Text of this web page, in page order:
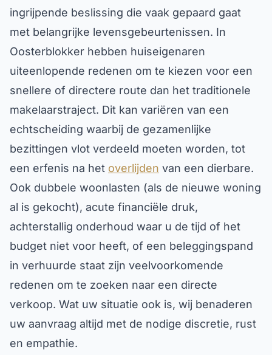
ingrijpende beslissing die vaak gepaard gaat
met belangrijke levensgebeurtenissen. In
Oosterblokker hebben huiseigenaren
uiteenlopende redenen om te kiezen voor een
snellere of directere route dan het traditionele
makelaarstraject. Dit kan variëren van een
echtscheiding waarbij de gezamenlijke
bezittingen vlot verdeeld moeten worden, tot
een erfenis na het overlijden van een dierbare.
Ook dubbele woonlasten (als de nieuwe woning
al is gekocht), acute financiële druk,
achterstallig onderhoud waar u de tijd of het
budget niet voor heeft, of een beleggingspand
in verhuurde staat zijn veelvoorkomende
redenen om te zoeken naar een directe
verkoop. Wat uw situatie ook is, wij benaderen
uw aanvraag altijd met de nodige discretie, rust
en empathie.